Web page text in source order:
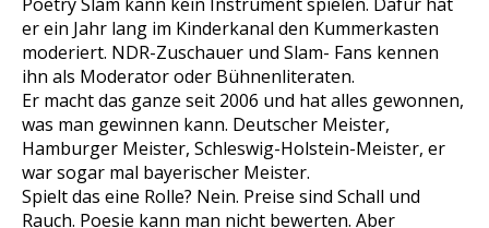
er ein Jahr lang im Kinderkanal den Kummerkasten
moderiert. NDR-Zuschauer und Slam- Fans kennen
ihn als Moderator oder Bühnenliteraten.
Er macht das ganze seit 2006 und hat alles gewonnen,
was man gewinnen kann. Deutscher Meister,
Hamburger Meister, Schleswig-Holstein-Meister, er
war sogar mal bayerischer Meister.
Spielt das eine Rolle? Nein. Preise sind Schall und
Rauch. Poesie kann man nicht bewerten. Aber